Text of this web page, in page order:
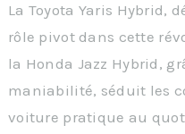
La Toyota Yaris Hybrid,
rôle pivot dans cette
la Honda Jazz Hybrid,
maniabilité, séduit les
voiture pratique au